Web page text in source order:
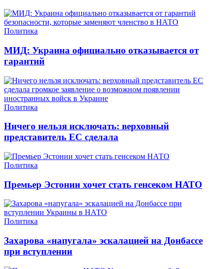
Политика
МИД: Украина официально отказывается от
гарантий
Политика
Ничего нельзя исключать: верховный
представитель ЕС сделала
Политика
Премьер Эстонии хочет стать генсеком НАТО
Политика
Захарова «напугала» эскалацией на Донбассе
при вступлении